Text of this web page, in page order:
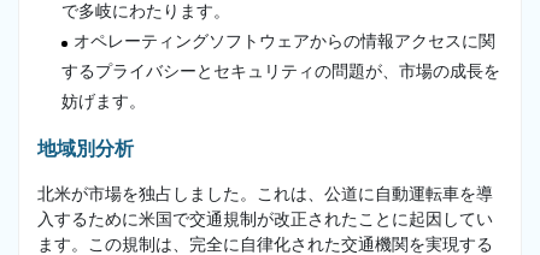
で多岐にわたります。
オペレーティングソフトウェアからの情報アクセスに関
するプライバシーとセキュリティの問題が、市場の成長を
妨げます。
地域別分析
北米が市場を独占しました。これは、公道に自動運転車を導
入するために米国で交通規制が改正されたことに起因してい
ます。この規制は、完全に自律化された交通機関を実現する